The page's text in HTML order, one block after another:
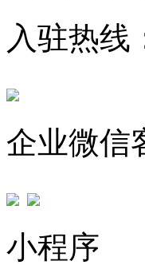
入驻热线
企业微信
小程序